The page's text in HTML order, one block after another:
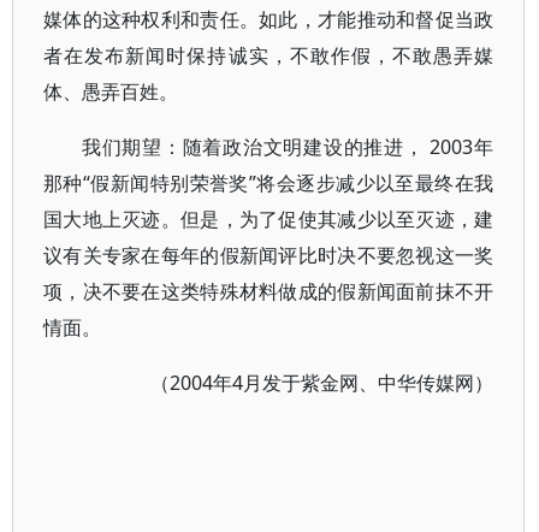
媒体的这种权利和责任。如此，才能推动和督促当政
者在发布新闻时保持诚实，不敢作假，不敢愚弄媒
体、愚弄百姓。
我们期望：随着政治文明建设的推进， 2003年
那种“假新闻特别荣誉奖”将会逐步减少以至最终在我
国大地上灭迹。但是，为了促使其减少以至灭迹，建
议有关专家在每年的假新闻评比时决不要忽视这一奖
项，决不要在这类特殊材料做成的假新闻面前抹不开
情面。
（2004年4月发于紫金网、中华传媒网）